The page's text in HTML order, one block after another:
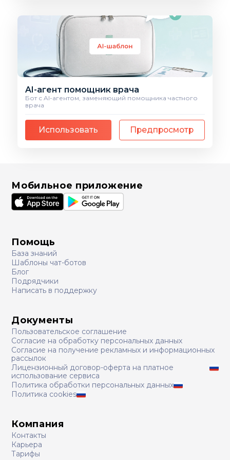
AI-агент помощник врача
Бот с AI-агентом, заменяющий помощника частного
врача
Использовать Предпросмотр
Помощь
База знаний
Шаблоны чат-ботов
Блог
Подрядчики
Написать в поддержку
Документы
Пользовательское соглашение
Согласие на обработку персональных данных
Согласие на получение рекламных и информационных
рассылок
Лицензионный договор-оферта на платное
использование сервиса
Политика обработки персональных данных
Политика cookies
Компания
Контакты
Карьера
Тарифы
Мобильное приложение